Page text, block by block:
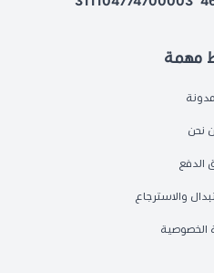
مهمة
نحن
الدفع
والاسترجاع